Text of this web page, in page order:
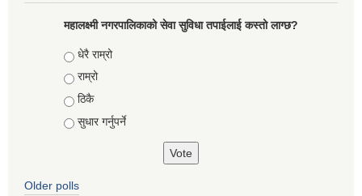
महालक्ष्मी नगरपालिकाको सेवा सुविधा तपाईलाई कस्तो लाग्छ?
Choices
धेरै राम्रो
राम्रो
ठिकै
सुधार गर्नुपर्ने
Older polls